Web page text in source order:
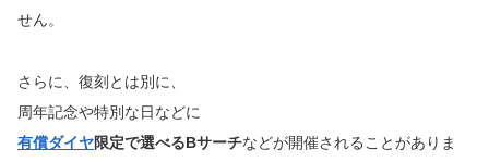
せん。
さらに、復刻とは別に、
周年記念や特別な日などに
有償ダイヤ限定で選べるBサーチなどが開催されることがありま